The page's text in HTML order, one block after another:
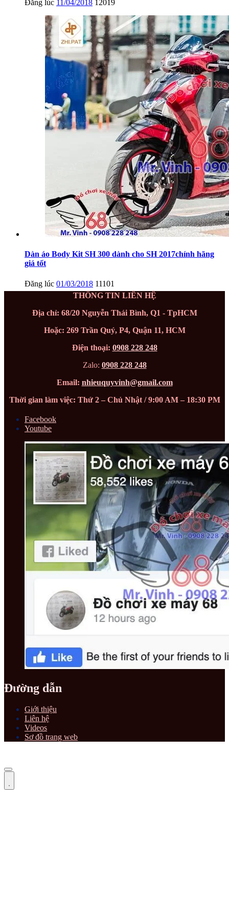
Đăng lúc 11/04/2018 12019
Dàn áo Body Kit SH 300 dành cho SH 2017chính hãng
giá tốt
Đăng lúc 01/03/2018 11101
THÔNG TIN LIÊN HỆ
Địa chỉ: 68/20 Nguyễn Thái Bình, Q1 - TpHCM
Hoặc: 269 Trần Quý, P4, Quận 11, HCM
Điện thoại: 0908 228 248
Zalo: 0908 228 248
Email: nhieuquyvinh@gmail.com
Thời gian làm việc: Thứ 2 – Chủ Nhật / 9:00 AM – 18:30 PM
Facebook
Youtube
Đường dẫn
Giới thiệu
Liên hệ
Videos
Sơ đồ trang web